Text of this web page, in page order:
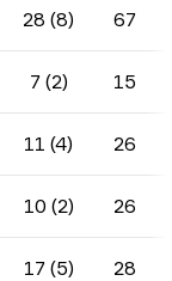
28 (8) 67
7 (2) 15
11 (4) 26
10 (2) 26
17 (5) 28